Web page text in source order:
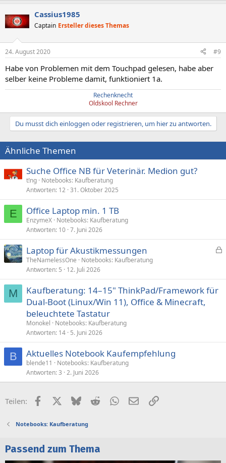
Cassius1985
Captain Ersteller dieses Themas
24. August 2020 #9
Habe von Problemen mit dem Touchpad gelesen, habe aber
selber keine Probleme damit, funktioniert 1a.
Rechenknecht
Oldskool Rechner
Du musst dich einloggen oder registrieren, um hier zu antworten.
Ähnliche Themen
Suche Office NB für Veterinär. Medion gut?
t!ng Notebooks: Kaufberatung
Antworten 12 31. Oktober 2025
E Office Laptop min. 1 TB
EnzymeX Notebooks: Kaufberatung
Antworten 10 7. Juni 2026
p
Laptop für Akustikmessungen
TheNamelessOne
Notebooks: Kaufberatung
Antworten 5 12. Juli 2026
M
Kaufberatung: 14–15" ThinkPad/Framework für
Dual-Boot (Linux/Win 11), Office & Minecraft,
beleuchtete Tastatur
Monokel
Notebooks: Kaufberatung
Antworten 14 5. Juni 2026
B Aktuelles Notebook Kaufempfehlung
blende11
Notebooks: Kaufberatung
Antworten 3 2. Juni 2026
Teilen: FacebookX (Twitter)
BlueskyRedditWhatsApp
E-MailLink
Notebooks: Kaufberatung
Passend zum Thema